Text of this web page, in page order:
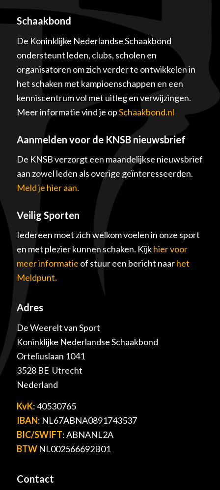
Schaakbond
De Koninklijke Nederlandse Schaakbond
ondersteunt leden, clubs, scholen en
organisatoren om zich verder te ontwikkelen in
het schaken met kampioenschappen en een
kenniscentrum vol met uitleg en verwijzingen.
Meer informatie vind je opSchaakbond.nl
Aanmelden voor de KNSB nieuwsbrief
De KNSB verzorgt een maandelijkse nieuwsbrief
aan zowel leden als overige geïnteresseerden.
Meld je hier aan.
Veilig Sporten
Iedereen moet zich welkom voelen in onze sport
en met plezier kunnen schaken. Kijkhier voor
meer informatie of stuur een bericht naarhet
Meldpunt.
Adres
De Weerelt van Sport
Koninklijke Nederlandse Schaakbond
Orteliuslaan 1041
3528 BE Utrecht
Nederland
KvK: 40530765
IBAN: NL67ABNA0891743537
BIC/SWIFT: ABNANL2A
BTWNL002566692B01
Contact